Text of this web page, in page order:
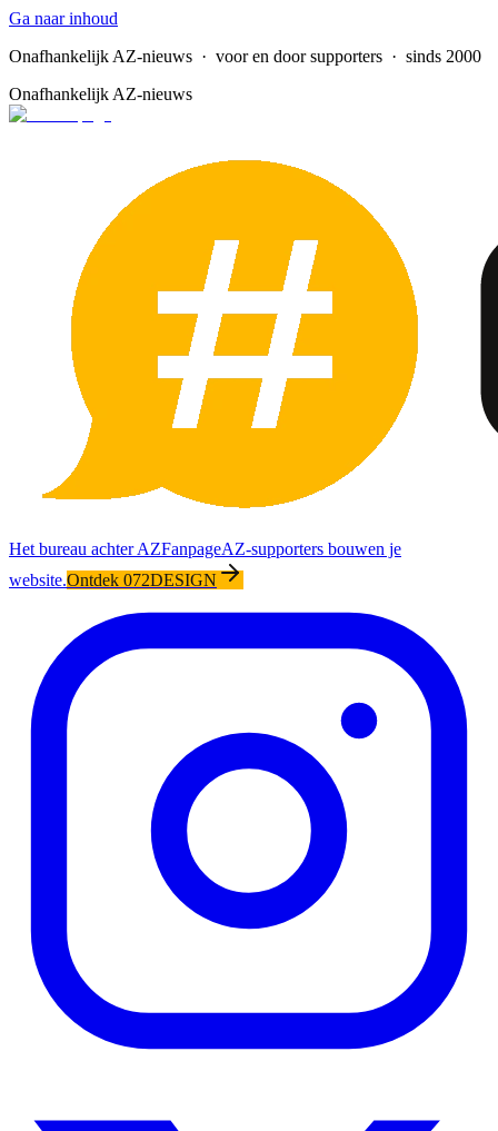
Ga naar inhoud
Onafhankelijk AZ-nieuws · voor en door supporters · sinds 2000
Onafhankelijk AZ-nieuws
Het bureau achter AZFanpageAZ-supporters bouwen je
website.Ontdek 072DESIGN